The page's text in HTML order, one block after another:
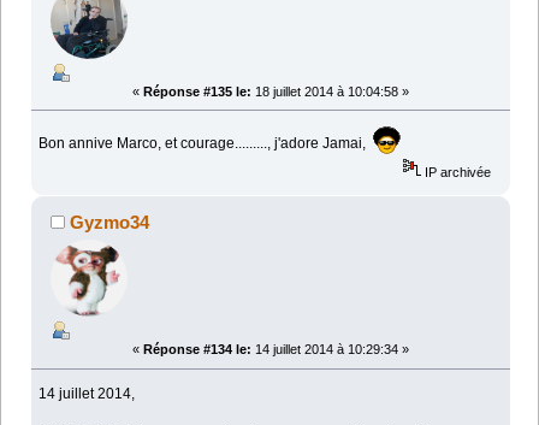
« Réponse #135 le: 18 juillet 2014 à 10:04:58 »
Bon annive Marco, et courage........., j'adore Jamai,
IP archivée
Gyzmo34
« Réponse #134 le: 14 juillet 2014 à 10:29:34 »
14 juillet 2014,